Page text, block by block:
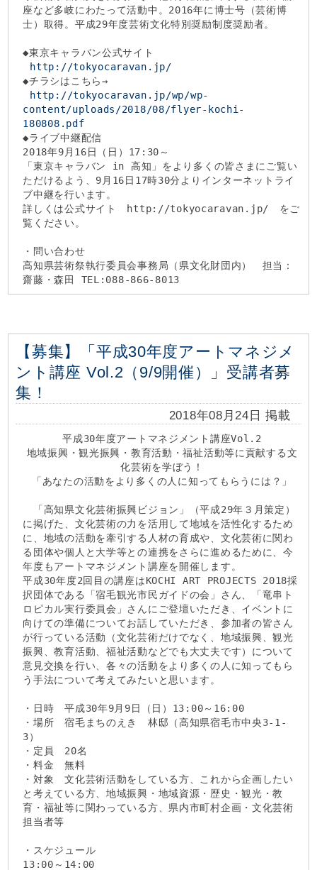
座など多岐にわたって活動中。2016年に博士号（芸術博
士）取得。平成29年度芸術文化特別奨励制度奨励者。
◆東京キャラバン公式サイト
http://tokyocaravan.jp/
◆チラシはこちら→
http://tokyocaravan.jp/wp/wp-
content/uploads/2018/08/flyer-kochi-
180808.pdf
◆ライブ中継配信
2018年9月16日（日）17:30～
「東京キャラバン in 高知」をより多くの皆さまにご覧い
ただけるよう、9月16日17時30分よりインターネットライ
ブ中継を行います。
詳しくは公式サイト http://tokyocaravan.jp/ をご
覧ください。
・問い合わせ
高知県芸術祭執行委員会事務局（県文化財団内） 担当：
齋藤・森田 TEL:088-866-8013
【募集】「平成30年度アートマネジメ
ント講座 Vol.2（9/9開催）」受講者募
集！
2018年08月24日 掲載
平成30年度アートマネジメント講座Vol.2
地域振興・観光振興・教育活動・福祉活動等に貢献する文
化芸術を学ぼう！
「あなたの活動をより多くの人に知ってもらうには？」
「高知県文化芸術振興ビジョン」（平成29年３月策定）
に掲げた、文化芸術の力を活用して地域を活性化するため
に、地域の活動を牽引する人材の育成や、文化芸術に関わ
る団体や個人と大学等との連携をさらに進めるために、今
年度もアートマネジメント講座を開催します。
平成30年度2回目の講座はKOCHI ART PROJECTS 2018採
択団体である「宿毛観光市民ガイドの会」さん、「竜串ト
ロピカル実行委員会」さんにご登壇いただき、イベントに
向けての準備についてお話していただき、参加者の皆さん
が行っている活動（文化芸術だけでなく、地域振興、観光
振興、教育活動、福祉活動などでも大丈夫です）について
意見交換を行い、各々の活動をより多くの人に知ってもら
う手法について考えてみたいと思います。
・日時 平成30年9月9日（日）13:00～16:00
・場所 宿毛まちのえき 林邸（高知県宿毛市中央3-1-
3）
・定員 20名
・料金 無料
・対象 文化芸術活動をしている方、これから企画したい
と考えている方、地域振興・地域資源・歴史・観光・教
育・福祉等に関わっている方、県内市町村企画・文化芸術
担当者等
・スケジュール
13:00～14:00